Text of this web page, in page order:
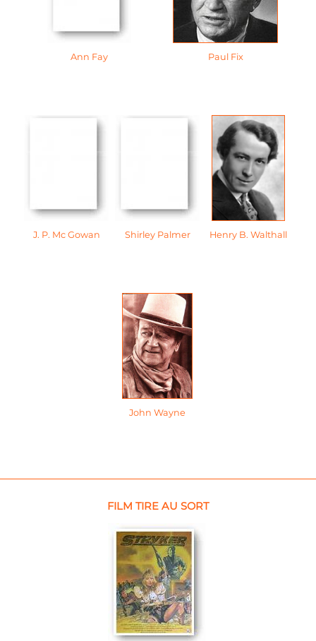
Ann Fay Paul Fix
J. P. Mc Gowan Shirley Palmer Henry B. Walthall
John Wayne
FILM TIRE AU SORT